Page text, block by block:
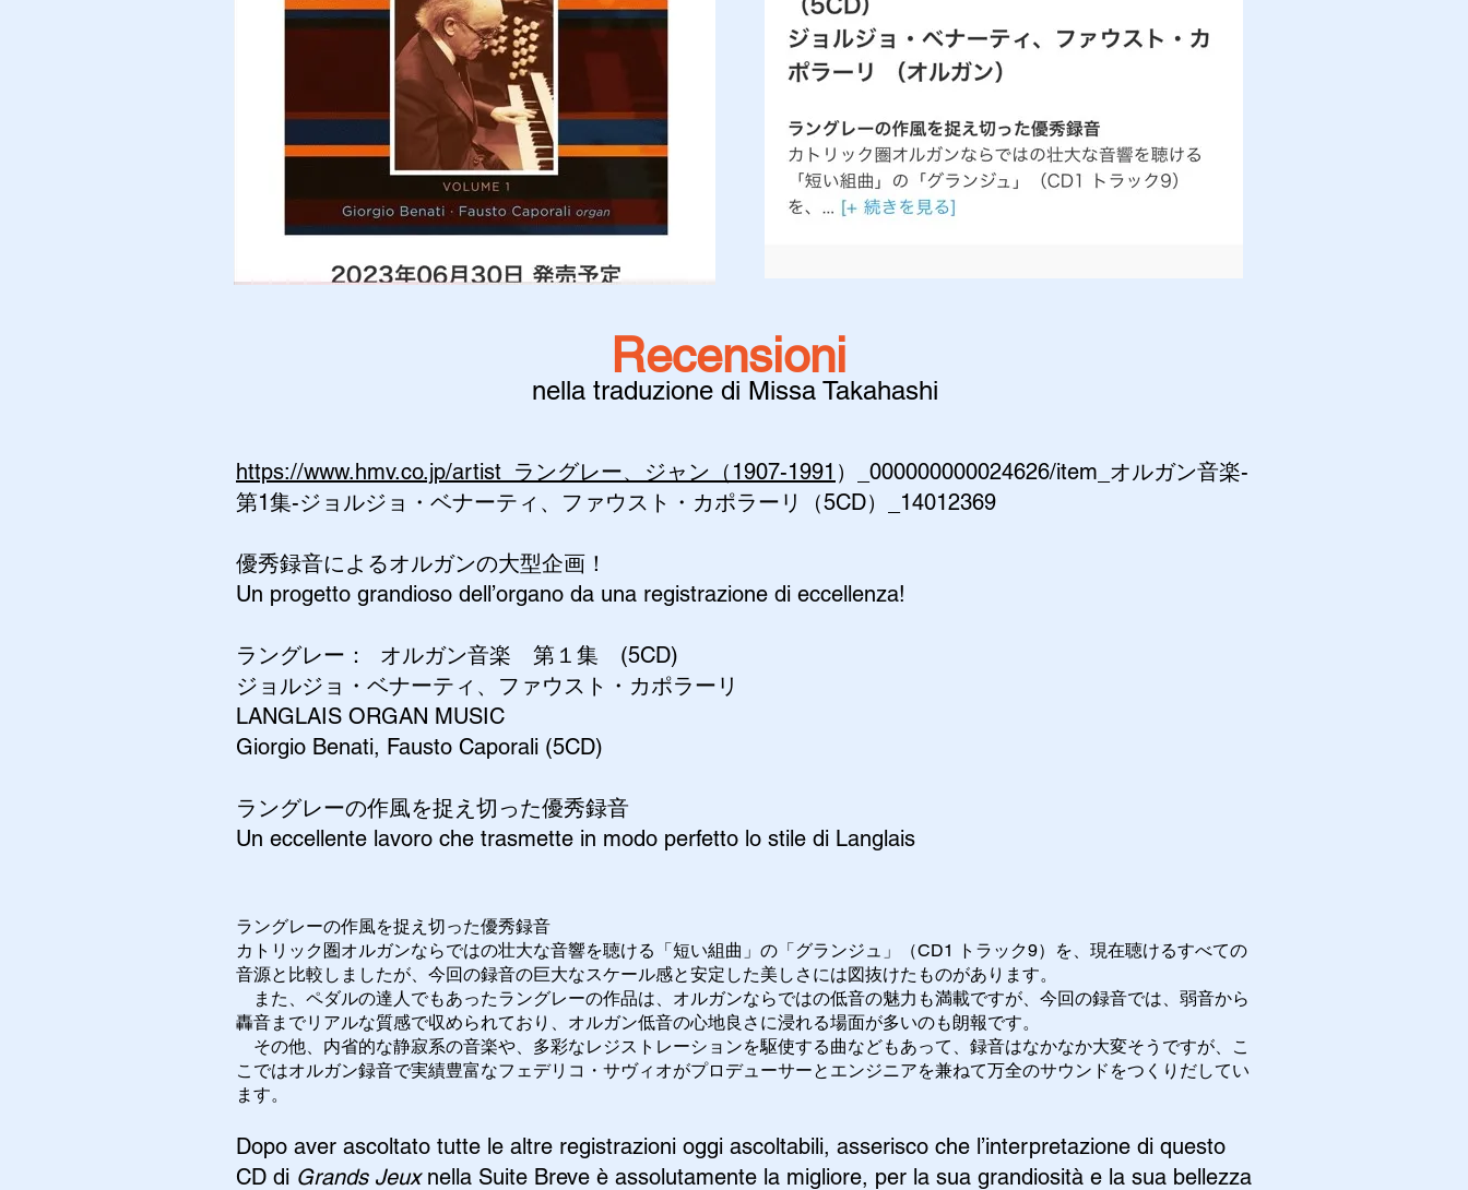
Recensioni
nella traduzione di Missa Takahashi
https://www.hmv.co.jp/artist_ラングレー、ジャン（1907-1991 ）_000000000024626/item_オルガン音楽-
第1集-ジョルジョ・ベナーティ、ファウスト・カポラーリ（5CD）_14012369
優秀録音によるオルガンの大型企画！
Un progetto grandioso dell’organo da una registrazione di eccellenza!
ラングレー： オルガン音楽 第１集 (5CD)
ジョルジョ・ベナーティ、ファウスト・カポラーリ
LANGLAIS ORGAN MUSIC
Giorgio Benati, Fausto Caporali (5CD)
ラングレーの作風を捉え切った優秀録音
Un eccellente lavoro che trasmette in modo perfetto lo stile di Langlais
ラングレーの作風を捉え切った優秀録音
カトリック圏オルガンならではの壮大な音響を聴ける「短い組曲」の「グランジュ」（CD1 トラック9）を、現在聴けるすべての
音源と比較しましたが、今回の録音の巨大なスケール感と安定した美しさには図抜けたものがあります。
また、ペダルの達人でもあったラングレーの作品は、オルガンならではの低音の魅力も満載ですが、今回の録音では、弱音から
轟音までリアルな質感で収められており、オルガン低音の心地良さに浸れる場面が多いのも朗報です。
その他、内省的な静寂系の音楽や、多彩なレジストレーションを駆使する曲などもあって、録音はなかなか大変そうですが、こ
こではオルガン録音で実績豊富なフェデリコ・サヴィオがプロデューサーとエンジニアを兼ねて万全のサウンドをつくりだしてい
ます。
Dopo aver ascoltato tutte le altre registrazioni oggi ascoltabili, asserisco che l’interpretazione di questo
CD di Grands Jeux nella Suite Breve è assolutamente la migliore, per la sua grandiosità e la sua bellezza